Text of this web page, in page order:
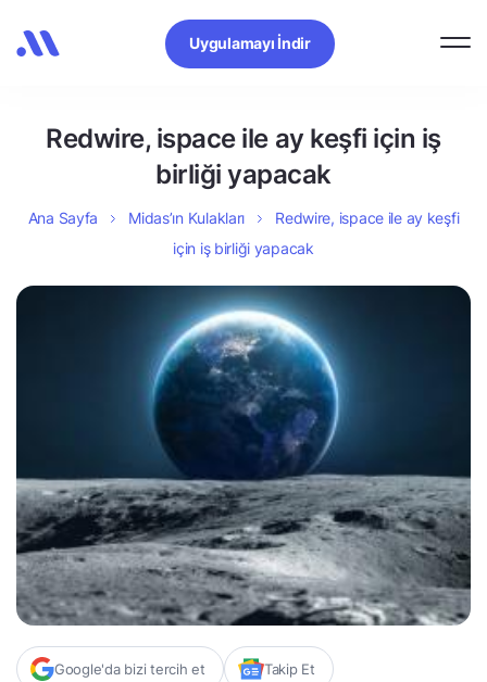
Uygulamayı İndir
Redwire, ispace ile ay keşfi için iş
birliği yapacak
Ana Sayfa Midas’ın Kulakları
Redwire, ispace ile ay keşfi
için iş birliği yapacak
Google'da bizi tercih et Takip Et